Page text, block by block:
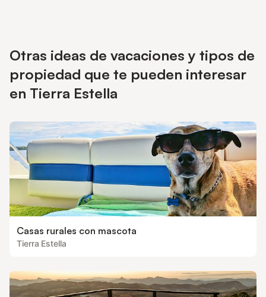
Otras ideas de vacaciones y tipos de
propiedad que te pueden interesar
en Tierra Estella
Casas rurales con mascota
Tierra Estella